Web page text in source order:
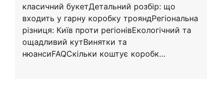
класичний букетДетальний розбір: що
входить у гарну коробку трояндРегіональна
різниця: Київ проти регіонівЕкологічний та
ощадливий кутВинятки та
нюансиFAQСкільки коштує коробк…